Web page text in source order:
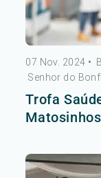
07 Nov. 2024 •
Senhor do
Trofa